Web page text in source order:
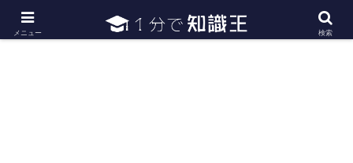
日常で必要な常識・知識や雑学・豆知識を幅広く紹介
メニュー 検索